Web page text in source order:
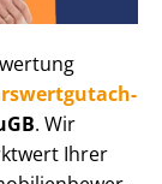
. Wir
Ihrer